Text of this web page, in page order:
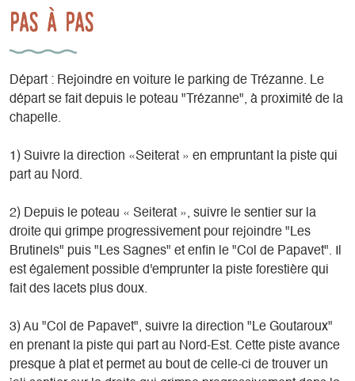
Pas à pas
Départ : Rejoindre en voiture le parking de Trézanne. Le
départ se fait depuis le poteau "Trézanne", à proximité de la
chapelle.
1) Suivre la direction «Seiterat » en empruntant la piste qui
part au Nord.
2) Depuis le poteau « Seiterat », suivre le sentier sur la
droite qui grimpe progressivement pour rejoindre "Les
Brutinels" puis "Les Sagnes" et enfin le "Col de Papavet". Il
est également possible d'emprunter la piste forestière qui
fait des lacets plus doux.
3) Au "Col de Papavet", suivre la direction "Le Goutaroux"
en prenant la piste qui part au Nord-Est. Cette piste avance
presque à plat et permet au bout de celle-ci de trouver un